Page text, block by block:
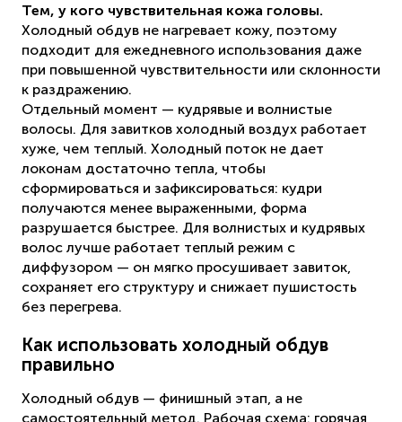
Тем, у кого чувствительная кожа головы.
Холодный обдув не нагревает кожу, поэтому
подходит для ежедневного использования даже
при повышенной чувствительности или склонности
к раздражению.
Отдельный момент — кудрявые и волнистые
волосы. Для завитков холодный воздух работает
хуже, чем теплый. Холодный поток не дает
локонам достаточно тепла, чтобы
сформироваться и зафиксироваться: кудри
получаются менее выраженными, форма
разрушается быстрее. Для волнистых и кудрявых
волос лучше работает теплый режим с
диффузором — он мягко просушивает завиток,
сохраняет его структуру и снижает пушистость
без перегрева.
Как использовать холодный обдув
правильно
Холодный обдув — финишный этап, а не
самостоятельный метод. Рабочая схема: горячая